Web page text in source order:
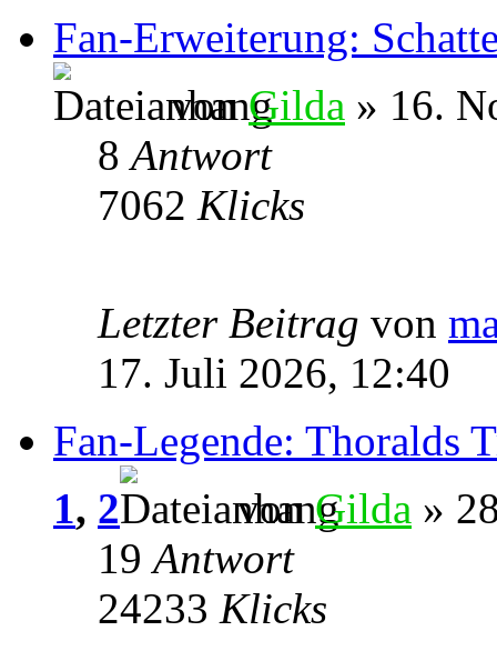
Fan-Erweiterung:
vonGilda » 16.
8Antwort
7062 Klicks
Letzter Beitrag von
17. Juli 2026, 12:40
Fan-Legende: Thoralds
1, 2 vonGilda »
19Antwort
24233 Klicks